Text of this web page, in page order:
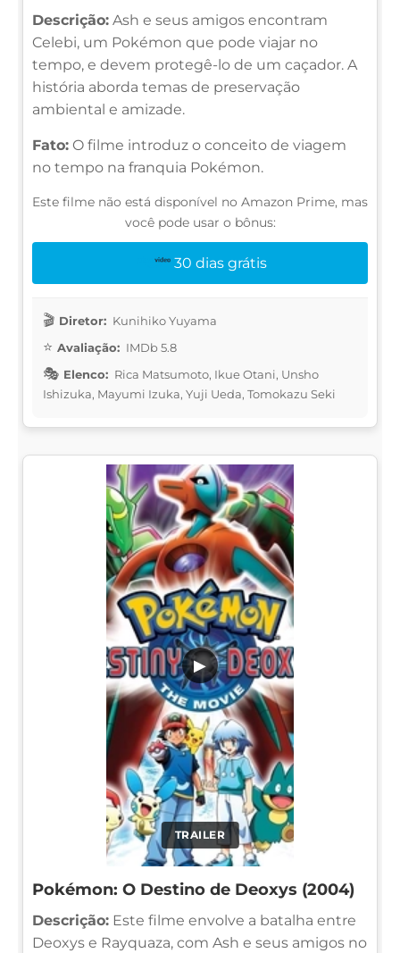
Descrição: Ash e seus amigos encontram
Celebi, um Pokémon que pode viajar no
tempo, e devem protegê-lo de um caçador. A
história aborda temas de preservação
ambiental e amizade.
Fato: O filme introduz o conceito de viagem
no tempo na franquia Pokémon.
Este filme não está disponível no Amazon Prime, mas
você pode usar o bônus:
30 dias grátis
Diretor: Kunihiko Yuyama
Avaliação: IMDb 5.8
Elenco: Rica Matsumoto, Ikue Otani, Unsho
Ishizuka, Mayumi Izuka, Yuji Ueda, Tomokazu Seki
TRAILER
▶
Pokémon: O Destino de Deoxys (2004)
Descrição: Este filme envolve a batalha entre
Deoxys e Rayquaza, com Ash e seus amigos no